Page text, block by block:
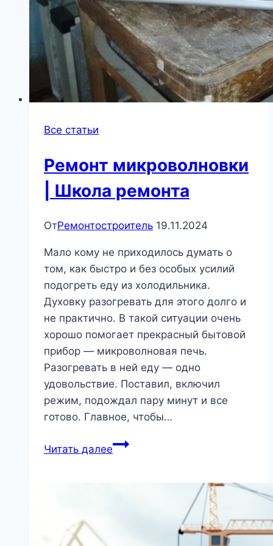
Все статьи
Ремонт микроволновки
| Школа ремонта
ОтРемонтостроитель 19.11.2024
Мало кому не приходилось думать о
том, как быстро и без особых усилий
подогреть еду из холодильника.
Духовку разогревать для этого долго и
не практично. В такой ситуации очень
хорошо помогает прекрасный бытовой
прибор — микроволновая печь.
Разогревать в ней еду — одно
удовольствие. Поставил, включил
режим, подождал пару минут и все
готово. Главное, чтобы…
Читать далееРемонт